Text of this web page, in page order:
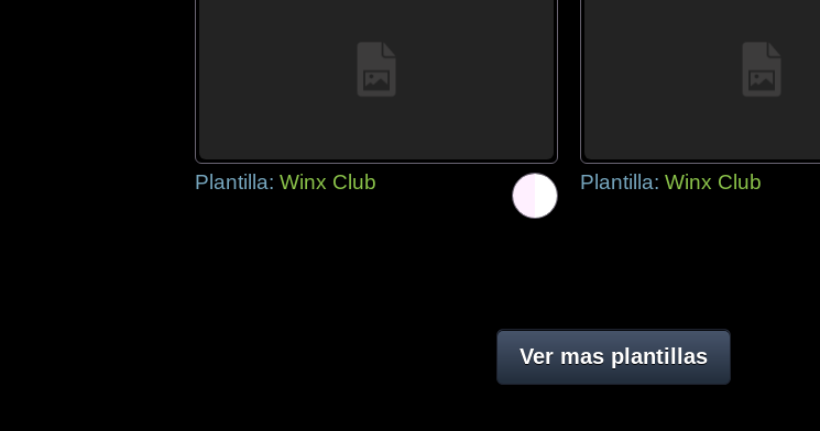
Plantilla: Winx Club Plantilla: Winx Club
Ver mas plantillas